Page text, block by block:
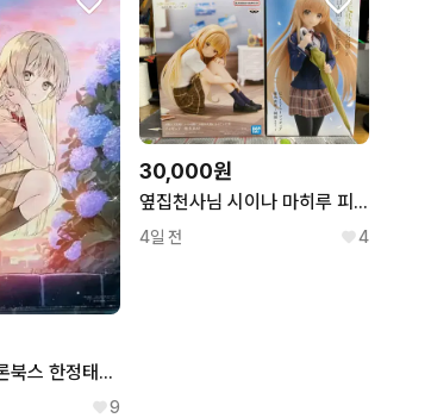
옆집천사님 멜론북스 한정태피 일괄판매
9
30,000원
옆집천사님 시이나 마히루 피규어 일괄
4일 전 4